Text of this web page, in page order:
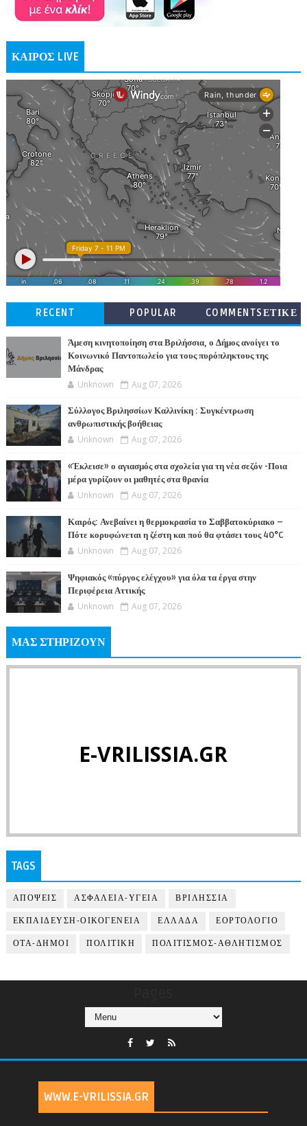
ΚΑΙΡΟΣ LIVE
RECENT POPULAR
COMMENTSΕΤΙΚΕ
Άμεση κινητοποίηση στα Βριλήσσια, ο Δήμος ανοίγει το
Κοινωνικό Παντοπωλείο για τους πυρόπληκτους της
Μάνδρας
Unknown Aug 07, 2026
Σύλλογος Βριλησσίων Καλλινίκη : Συγκέντρωση
ανθρωπιστικής βοήθειας
Unknown Aug 07, 2026
«Έκλεισε» ο αγιασμός στα σχολεία για τη νέα σεζόν -Ποια
μέρα γυρίζουν οι μαθητές στα θρανία
Unknown Aug 07, 2026
Καιρός: Ανεβαίνει η θερμοκρασία το Σαββατοκύριακο –
Πότε κορυφώνεται η ζέστη και πού θα φτάσει τους 40°C
Unknown Aug 07, 2026
Ψηφιακός «πύργος ελέγχου» για όλα τα έργα στην
Περιφέρεια Αττικής
Unknown Aug 07, 2026
ΜΑΣ ΣΤΗΡΙΖΟΥΝ
E-VRILISSIA.GR
TAGS
ΑΠΟΨΕΙΣ ΑΣΦΑΛΕΙΑ-ΥΓΕΙΑ ΒΡΙΛΗΣΣΙΑ
ΕΚΠΑΙΔΕΥΣΗ-ΟΙΚΟΓΕΝΕΙΑ ΕΛΛΑΔΑ ΕΟΡΤΟΛΟΓΙΟ
ΟΤΑ-ΔΗΜΟΙ ΠΟΛΙΤΙΚΗ ΠΟΛΙΤΙΣΜΟΣ-ΑΘΛΗΤΙΣΜΟΣ
WWW.E-VRILISSIA.GR